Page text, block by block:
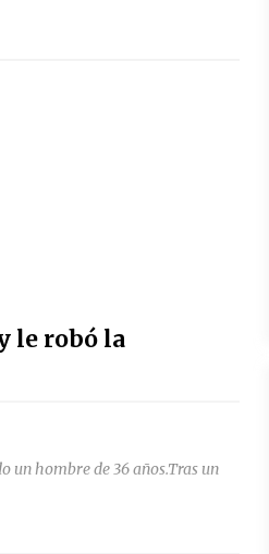
le robó la
un hombre de 36 años.Tras un